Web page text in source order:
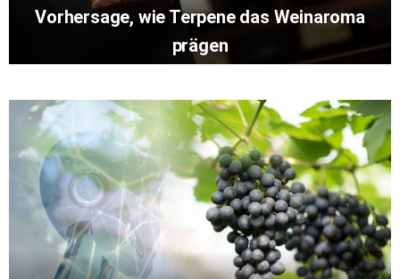
Vorhersage, wie Terpene das Weinaroma
prägen